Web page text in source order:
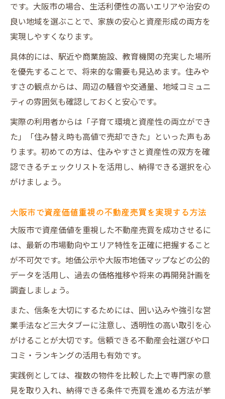
です。大阪市の場合、生活利便性の高いエリアや治安の
良い地域を選ぶことで、家族の安心と資産形成の両方を
実現しやすくなります。
具体的には、駅近や商業施設、教育機関の充実した場所
を優先することで、将来的な需要も見込めます。住みや
すさの観点からは、周辺の騒音や交通量、地域コミュニ
ティの雰囲気も確認しておくと安心です。
実際の利用者からは「子育て環境と資産性の両立ができ
た」「住み替え時も高値で売却できた」といった声もあ
ります。初めての方は、住みやすさと資産性の双方を確
認できるチェックリストを活用し、納得できる選択を心
がけましょう。
大阪市で資産価値重視の不動産売買を実現する方法
大阪市で資産価値を重視した不動産売買を成功させるに
は、最新の市場動向やエリア特性を正確に把握すること
が不可欠です。地価公示や大阪市地価マップなどの公的
データを活用し、過去の価格推移や将来の再開発計画を
調査しましょう。
また、信条を大切にするためには、囲い込みや強引な営
業手法など三大タブーに注意し、透明性の高い取引を心
がけることが大切です。信頼できる不動産会社選びや口
コミ・ランキングの活用も有効です。
実践例としては、複数の物件を比較した上で専門家の意
見を取り入れ、納得できる条件で売買を進める方法が挙